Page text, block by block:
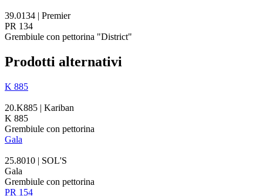
39.0134 | Premier
PR 134
Grembiule con pettorina "District"
Prodotti alternativi
K 885
20.K885 | Kariban
K 885
Grembiule con pettorina
Gala
25.8010 | SOL'S
Gala
Grembiule con pettorina
PR 154